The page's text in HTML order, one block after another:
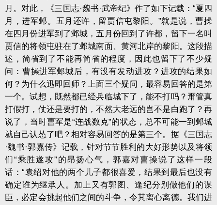
月。对此，《三国志·魏书·武帝纪》作了如下记载：“夏四
月，进军邺。五月还许，留贾信屯黎阳。”就是说，曹操
在四月份进军到了邺城，五月份回到了许都，留下一名叫
贾信的将领屯驻在了邺城南面、黄河北岸的黎阳。这段描
述，简省到了不能再简省的程度，因此也留下了不少疑
问：曹操进军邺城后，有没有发动进攻？进攻的结果如
何？为什么迅即回师？上面三个疑问，最容易回答的是第
一个。试想，既然都已经兵临城下了，能不打吗？甭管真
打假打，仗还是要打的，不然大老远的岂不是白跑了？再
说了，当时曹军是“连战数克”的状态，总不可能一到邺城
就自己认怂了吧？相对容易回答的是第三个。据《三国志
·魏书·郭嘉传》记载，针对节节胜利的大好形势以及将领
们“乘胜遂攻”的昂扬心气，郭嘉对曹操说了这样一段
话：“袁绍对他的两个儿子都很喜爱，结果到最后也没有
确定谁为继承人。加上又有郭图、逢纪分别做他们的谋
臣，必定会挑起他们之间的斗争，令其离心离德。我们进